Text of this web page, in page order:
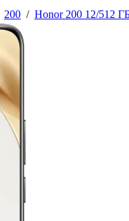
200 / Honor 200 12/512